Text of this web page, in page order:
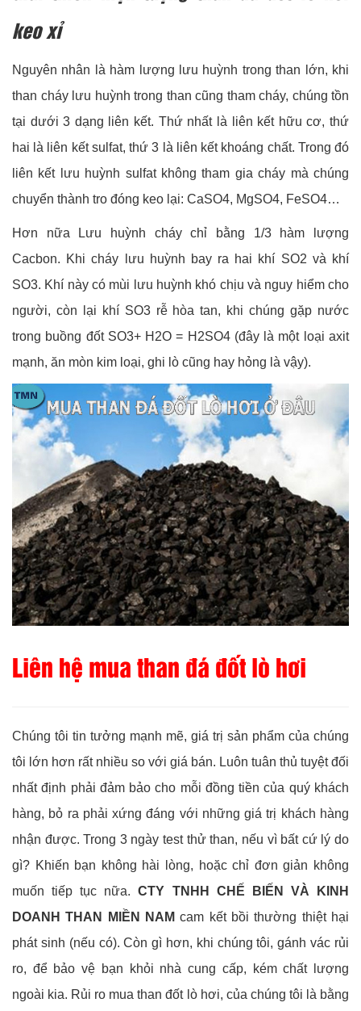
keo xỉ
Nguyên nhân là hàm lượng lưu huỳnh trong than lớn, khi
than cháy lưu huỳnh trong than cũng tham cháy, chúng tồn
tại dưới 3 dạng liên kết. Thứ nhất là liên kết hữu cơ, thứ
hai là liên kết sulfat, thứ 3 là liên kết khoáng chất. Trong đó
liên kết lưu huỳnh sulfat không tham gia cháy mà chúng
chuyển thành tro đóng keo lại: CaSO4, MgSO4, FeSO4…
Hơn nữa Lưu huỳnh cháy chỉ bằng 1/3 hàm lượng
Cacbon. Khi cháy lưu huỳnh bay ra hai khí SO2 và khí
SO3. Khí này có mùi lưu huỳnh khó chịu và nguy hiểm cho
người, còn lại khí SO3 rễ hòa tan, khi chúng gặp nước
trong buồng đốt SO3+ H2O = H2SO4 (đây là một loại axit
mạnh, ăn mòn kim loại, ghi lò cũng hay hỏng là vậy).
Liên hệ mua than đá đốt lò hơi
Chúng tôi tin tưởng mạnh mẽ, giá trị sản phẩm của chúng
tôi lớn hơn rất nhiều so với giá bán. Luôn tuân thủ tuyệt đối
nhất định phải đảm bảo cho mỗi đồng tiền của quý khách
hàng, bỏ ra phải xứng đáng với những giá trị khách hàng
nhận được. Trong 3 ngày test thử than, nếu vì bất cứ lý do
gì? Khiến bạn không hài lòng, hoặc chỉ đơn giản không
muốn tiếp tục nữa.CTY TNHH CHẾ BIẾN VÀ KINH
DOANH THAN MIỀN NAM cam kết bồi thường thiệt hại
phát sinh (nếu có). Còn gì hơn, khi chúng tôi, gánh vác rủi
ro, để bảo vệ bạn khỏi nhà cung cấp, kém chất lượng
ngoài kia. Rủi ro mua than đốt lò hơi, của chúng tôi là bằng